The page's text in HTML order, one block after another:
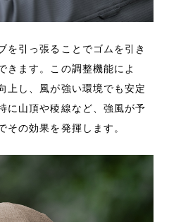
を引っ張ることでゴムを引き
きます。この調整機能によ
上し、風が強い環境でも安定
に山頂や稜線など、強風が予
その効果を発揮します。